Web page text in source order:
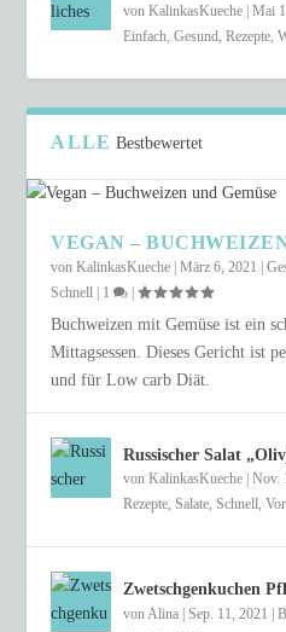
vonKalinkasKueche |Mai
Einfach,Gesund,Rezepte,
ALLE Bestbewertet
VEGAN –
vonKalinkasKueche |März 6, 2021 |
Schnell
1 |
Buchweizen mit Gemüse ist ein
Mittagsessen. Dieses Gericht ist
und für Low carb Diät.
Russischer Salat
vonKalinkasKueche |Nov.
Rezepte,Salate,Schnell,
Zwetschgenkuchen
vonAlina |Sep. 11, 2021 |